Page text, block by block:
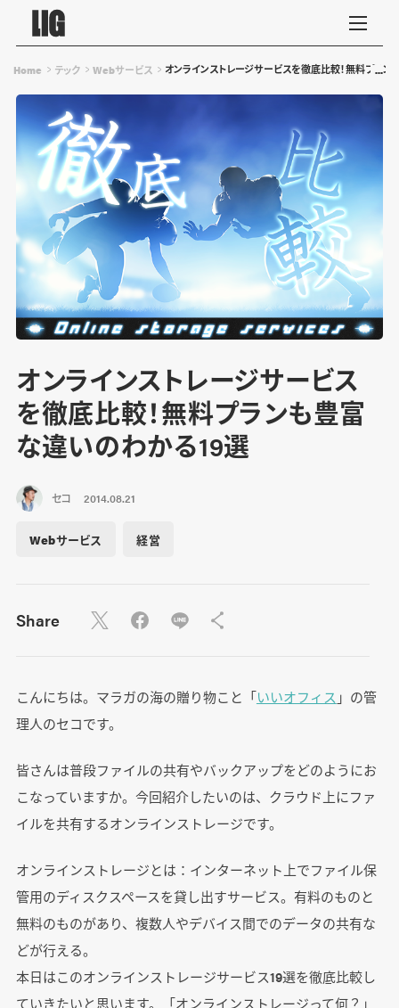
Home テック Webサービス オンラインストレージサービスを徹底比較！無料プラ
オンラインストレージサービス
を徹底比較！無料プランも豊富
な違いのわかる19選
セコ 2014.08.21
Webサービス 経営
Share
こんにちは。マラガの海の贈り物こと「いいオフィス 」の管
理人のセコです。
皆さんは普段ファイルの共有やバックアップをどのようにお
こなっていますか。今回紹介したいのは、クラウド上にファ
イルを共有するオンラインストレージです。
オンラインストレージとは：インターネット上でファイル保
管用のディスクスペースを貸し出すサービス。有料のものと
無料のものがあり、複数人やデバイス間でのデータの共有な
どが行える。
本日はこのオンラインストレージサービス19選を徹底比較し
ていきたいと思います。「オンラインストレージって何？」